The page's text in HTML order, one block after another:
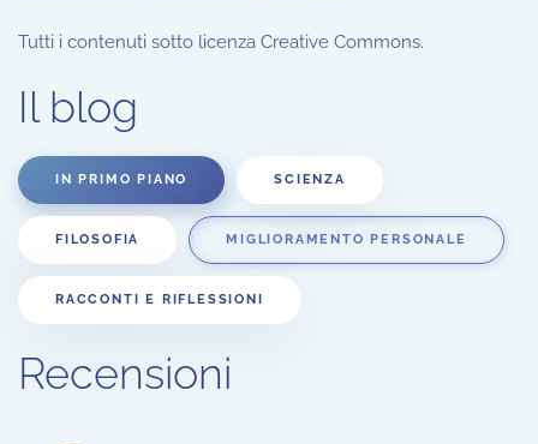
Tutti i contenuti sotto licenza Creative Commons.
Il blog
IN PRIMO PIANO SCIENZA
FILOSOFIA MIGLIORAMENTO PERSONALE
RACCONTI E RIFLESSIONI
Recensioni